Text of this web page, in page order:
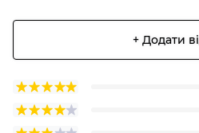
+ Додати